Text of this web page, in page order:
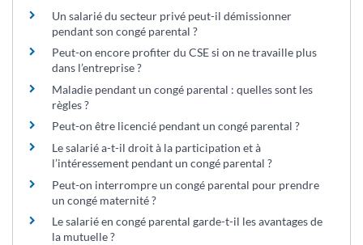
Un salarié du secteur privé peut-il démissionner
pendant son congé parental ?
Peut-on encore profiter du CSE si on ne travaille plus
dans l’entreprise ?
Maladie pendant un congé parental : quelles sont les
règles ?
Peut-on être licencié pendant un congé parental ?
Le salarié a-t-il droit à la participation et à
l’intéressement pendant un congé parental ?
Peut-on interrompre un congé parental pour prendre
un congé maternité ?
Le salarié en congé parental garde-t-il les avantages de
la mutuelle ?